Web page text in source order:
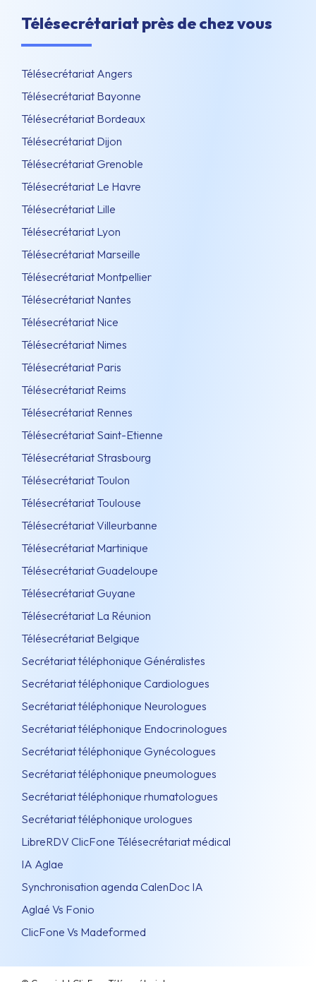
Télésecrétariat près de chez vous
Télésecrétariat Angers
Télésecrétariat Bayonne
Télésecrétariat Bordeaux
Télésecrétariat Dijon
Télésecrétariat Grenoble
Télésecrétariat Le Havre
Télésecrétariat Lille
Télésecrétariat Lyon
Télésecrétariat Marseille
Télésecrétariat Montpellier
Télésecrétariat Nantes
Télésecrétariat Nice
Télésecrétariat Nimes
Télésecrétariat Paris
Télésecrétariat Reims
Télésecrétariat Rennes
Télésecrétariat Saint-Etienne
Télésecrétariat Strasbourg
Télésecrétariat Toulon
Télésecrétariat Toulouse
Télésecrétariat Villeurbanne
Télésecrétariat Martinique
Télésecrétariat Guadeloupe
Télésecrétariat Guyane
Télésecrétariat La Réunion
Télésecrétariat Belgique
Secrétariat téléphonique Généralistes
Secrétariat téléphonique Cardiologues
Secrétariat téléphonique Neurologues
Secrétariat téléphonique Endocrinologues
Secrétariat téléphonique Gynécologues
Secrétariat téléphonique pneumologues
Secrétariat téléphonique rhumatologues
Secrétariat téléphonique urologues
LibreRDV ClicFone Télésecrétariat médical
IA Aglae
Synchronisation agenda CalenDoc IA
Aglaé Vs Fonio
ClicFone Vs Madeformed